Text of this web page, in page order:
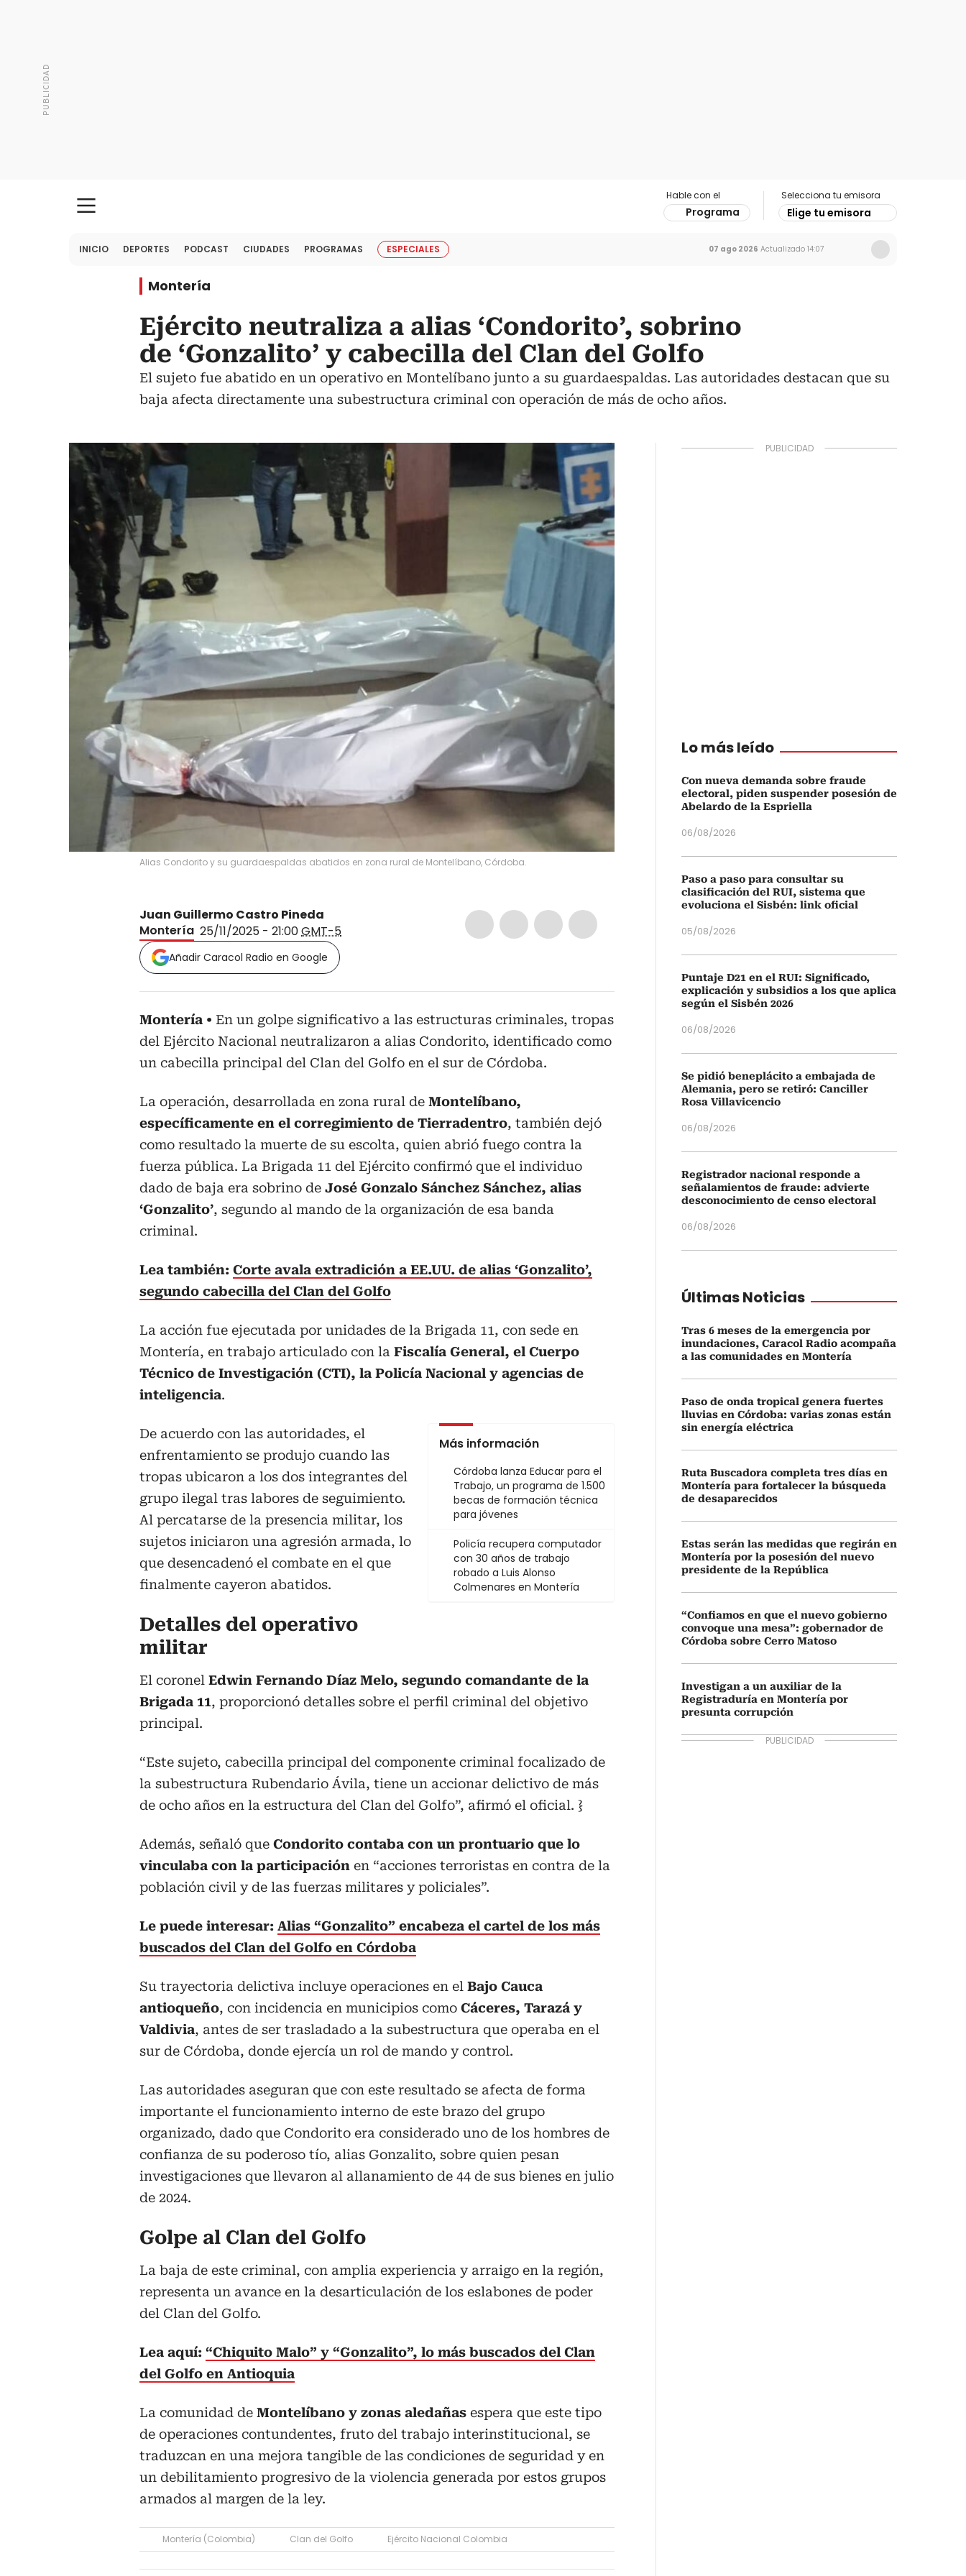
Hable con el
Programa
Selecciona tu emisora
Elige tu emisora
INICIO DEPORTES PODCAST CIUDADES PROGRAMAS ESPECIALES 07 ago 2026 Actualizado 14:07
Montería
Ejército neutraliza a alias ‘Condorito’, sobrino
de ‘Gonzalito’ y cabecilla del Clan del Golfo
El sujeto fue abatido en un operativo en Montelíbano junto a su guardaespaldas. Las autoridades destacan que su
baja afecta directamente una subestructura criminal con operación de más de ocho años.
Alias Condorito y su guardaespaldas abatidos en zona rural de Montelíbano, Córdoba.
Juan Guillermo Castro Pineda
Montería 25/11/2025 - 21:00GMT-5
Añadir Caracol Radio en Google
Montería
En un golpe significativo a las estructuras criminales, tropas
del Ejército Nacional neutralizaron a alias Condorito, identificado como
un cabecilla principal del Clan del Golfo en el sur de Córdoba.
La operación, desarrollada en zona rural de Montelíbano,
específicamente en el corregimiento de Tierradentro, también dejó
como resultado la muerte de su escolta, quien abrió fuego contra la
fuerza pública. La Brigada 11 del Ejército confirmó que el individuo
dado de baja era sobrino de José Gonzalo Sánchez Sánchez, alias
‘Gonzalito’, segundo al mando de la organización de esa banda
criminal.
Lea también: Corte avala extradición a EE.UU. de alias ‘Gonzalito’,
segundo cabecilla del Clan del Golfo
La acción fue ejecutada por unidades de la Brigada 11, con sede en
Montería, en trabajo articulado con la Fiscalía General, el Cuerpo
Técnico de Investigación (CTI), la Policía Nacional y agencias de
inteligencia.
Más información
Córdoba lanza Educar para el
Trabajo, un programa de 1.500
becas de formación técnica
para jóvenes
Policía recupera computador
con 30 años de trabajo
robado a Luis Alonso
Colmenares en Montería
De acuerdo con las autoridades, el
enfrentamiento se produjo cuando las
tropas ubicaron a los dos integrantes del
grupo ilegal tras labores de seguimiento.
Al percatarse de la presencia militar, los
sujetos iniciaron una agresión armada, lo
que desencadenó el combate en el que
finalmente cayeron abatidos.
Detalles del operativo
militar
El coronel Edwin Fernando Díaz Melo, segundo comandante de la
Brigada 11, proporcionó detalles sobre el perfil criminal del objetivo
principal.
“Este sujeto, cabecilla principal del componente criminal focalizado de
la subestructura Rubendario Ávila, tiene un accionar delictivo de más
de ocho años en la estructura del Clan del Golfo”, afirmó el oficial. }
Además, señaló que Condorito contaba con un prontuario que lo
vinculaba con la participación en “acciones terroristas en contra de la
población civil y de las fuerzas militares y policiales”.
Le puede interesar: Alias “Gonzalito” encabeza el cartel de los más
buscados del Clan del Golfo en Córdoba
Su trayectoria delictiva incluye operaciones en el Bajo Cauca
antioqueño, con incidencia en municipios como Cáceres, Tarazá y
Valdivia, antes de ser trasladado a la subestructura que operaba en el
sur de Córdoba, donde ejercía un rol de mando y control.
Las autoridades aseguran que con este resultado se afecta de forma
importante el funcionamiento interno de este brazo del grupo
organizado, dado que Condorito era considerado uno de los hombres de
confianza de su poderoso tío, alias Gonzalito, sobre quien pesan
investigaciones que llevaron al allanamiento de 44 de sus bienes en julio
de 2024.
Golpe al Clan del Golfo
La baja de este criminal, con amplia experiencia y arraigo en la región,
representa un avance en la desarticulación de los eslabones de poder
del Clan del Golfo.
Lea aquí: “Chiquito Malo” y “Gonzalito”, lo más buscados del Clan
del Golfo en Antioquia
La comunidad de Montelíbano y zonas aledañas espera que este tipo
de operaciones contundentes, fruto del trabajo interinstitucional, se
traduzcan en una mejora tangible de las condiciones de seguridad y en
un debilitamiento progresivo de la violencia generada por estos grupos
armados al margen de la ley.
Montería (Colombia) Clan del Golfo Ejército Nacional Colombia
Lo más leído
Con nueva demanda sobre fraude
electoral, piden suspender posesión de
Abelardo de la Espriella
06/08/2026
Paso a paso para consultar su
clasificación del RUI, sistema que
evoluciona el Sisbén: link oficial
05/08/2026
Puntaje D21 en el RUI: Significado,
explicación y subsidios a los que aplica
según el Sisbén 2026
06/08/2026
Se pidió beneplácito a embajada de
Alemania, pero se retiró: Canciller
Rosa Villavicencio
06/08/2026
Registrador nacional responde a
señalamientos de fraude: advierte
desconocimiento de censo electoral
06/08/2026
Últimas Noticias
Tras 6 meses de la emergencia por
inundaciones, Caracol Radio acompaña
a las comunidades en Montería
Paso de onda tropical genera fuertes
lluvias en Córdoba: varias zonas están
sin energía eléctrica
Ruta Buscadora completa tres días en
Montería para fortalecer la búsqueda
de desaparecidos
Estas serán las medidas que regirán en
Montería por la posesión del nuevo
presidente de la República
“Confiamos en que el nuevo gobierno
convoque una mesa”: gobernador de
Córdoba sobre Cerro Matoso
Investigan a un auxiliar de la
Registraduría en Montería por
presunta corrupción